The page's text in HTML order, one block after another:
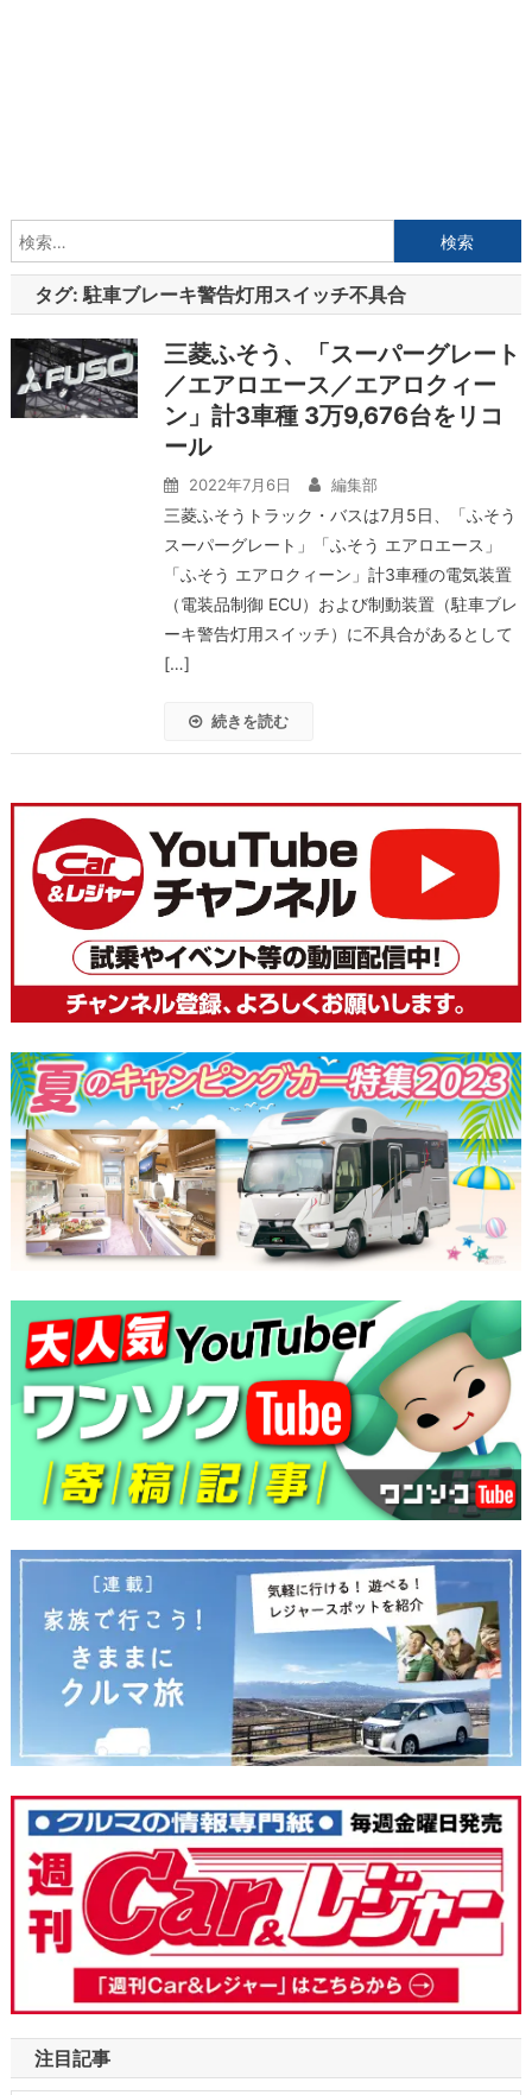
索:
タグ:駐車ブレーキ警告灯用スイッチ不具合
三菱ふそう、「スーパーグレート
／エアロエース／エアロクィー
ン」計3車種 3万9,676台をリコ
ール
2022年7月6日 編集部
三菱ふそうトラック・バスは7月5日、「ふそう
スーパーグレート」「ふそう エアロエース」
「ふそう エアロクィーン」計3車種の電気装置
（電装品制御 ECU）および制動装置（駐車ブレ
ーキ警告灯用スイッチ）に不具合があるとして
[…]
続きを読む
注目記事